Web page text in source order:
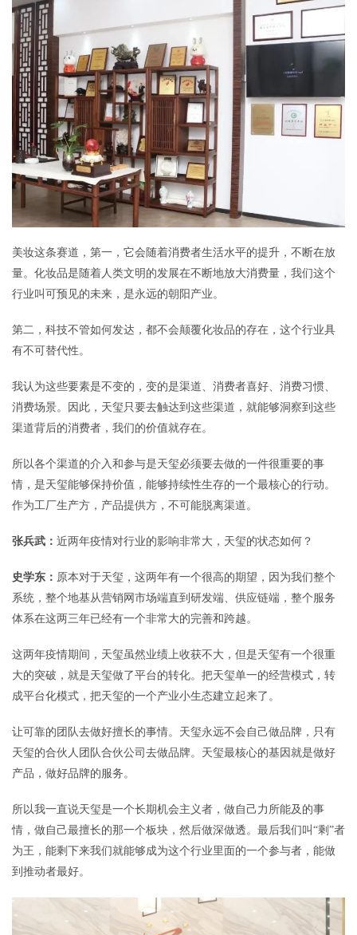
美妆这条赛道，第一，它会随着消费者生活水平的提升，不断在放
量。化妆品是随着人类文明的发展在不断地放大消费量，我们这个
行业叫可预见的未来，是永远的朝阳产业。
第二，科技不管如何发达，都不会颠覆化妆品的存在，这个行业具
有不可替代性。
我认为这些要素是不变的，变的是渠道、消费者喜好、消费习惯、
消费场景。因此，天玺只要去触达到这些渠道，就能够洞察到这些
渠道背后的消费者，我们的价值就存在。
所以各个渠道的介入和参与是天玺必须要去做的一件很重要的事
情，是天玺能够保持价值，能够持续性生存的一个最核心的行动。
作为工厂生产方，产品提供方，不可能脱离渠道。
张兵武： 近两年疫情对行业的影响非常大，天玺的状态如何？
史学东： 原本对于天玺，这两年有一个很高的期望，因为我们整个
系统，整个地基从营销网市场端直到研发端、供应链端，整个服务
体系在这两三年已经有一个非常大的完善和跨越。
这两年疫情期间，天玺虽然业绩上收获不大，但是天玺有一个很重
大的突破，就是天玺做了平台的转化。把天玺单一的经营模式，转
成平台化模式，把天玺的一个产业小生态建立起来了。
让可靠的团队去做好擅长的事情。天玺永远不会自己做品牌，只有
天玺的合伙人团队合伙公司去做品牌。天玺最核心的基因就是做好
产品，做好品牌的服务。
所以我一直说天玺是一个长期机会主义者，做自己力所能及的事
情，做自己最擅长的那一个板块，然后做深做透。最后我们叫“剩”者
为王，能剩下来我们就能够成为这个行业里面的一个参与者，能做
到推动者最好。